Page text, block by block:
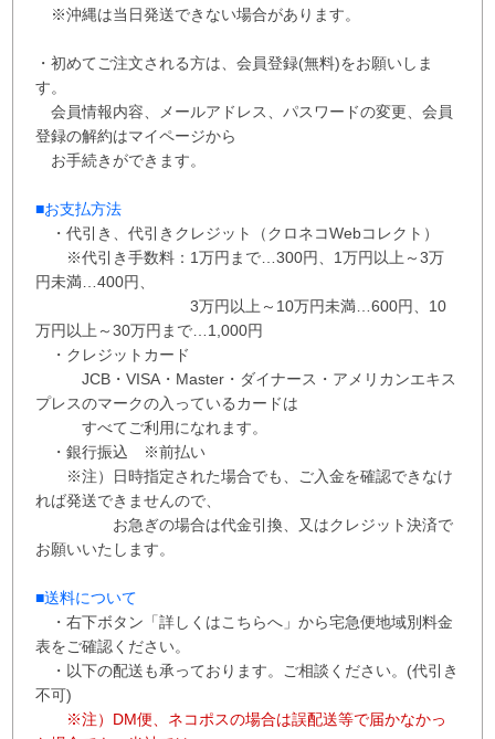
※沖縄は当日発送できない場合があります。
・初めてご注文される方は、会員登録(無料)をお願いしま
す。
会員情報内容、メールアドレス、パスワードの変更、会員
登録の解約はマイページから
お手続きができます。
■お支払方法
・代引き、代引きクレジット（クロネコWebコレクト）
※代引き手数料： 1万円まで…300円、 1万円以上～3万
円未満…400円
3万円以上～10万円未満…600円
10
万円以上～30万円まで…1,000円
・クレジットカード
JCB・VISA・Master・ダイナース・アメリカンエキス
プレスのマークの入っているカードは
すべてご利用になれます。
・銀行振込 ※前払い
※注）日時指定された場合でも、ご入金を確認できなけ
れば発送できませんので、
お急ぎの場合は代金引換、又はクレジット決済で
お願いいたします。
■送料について
・右下ボタン 「詳しくはこちらへ」から宅急便地域別料金
表をご確認ください。
・以下の配送も承っております。ご相談ください。(代引き
不可)
※注）DM便、ネコポスの場合は誤配送等で届かなかっ